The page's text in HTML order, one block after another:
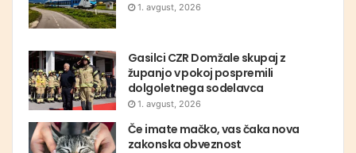
1. avgust, 2026
Gasilci CZR Domžale skupaj z
županjo v pokoj pospremili
dolgoletnega sodelavca
1. avgust, 2026
Če imate mačko, vas čaka nova
zakonska obveznost